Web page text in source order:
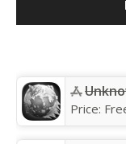
Price: